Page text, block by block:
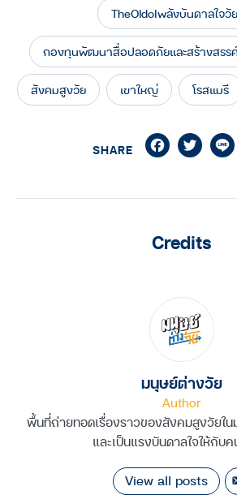
TheOIdolพลังบันดาลใจวั
กองทุนพัฒนาสื่อปลอดภัยและสร้างสรร
สังคมสูงวัย เขาใหญ่ โรสแมรี
SHARE Facebook
Credits
มนุษย์ต่างวัย
Author
พื้นที่ถ่ายทอดเรื่องราวของสังคมสูงวัยใ
และเป็นแรงบันดาลใจให้กับ
View all posts